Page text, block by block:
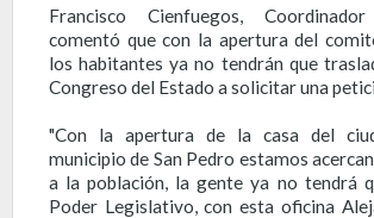
Francisco Cienfuegos,
comentó que con la apertura del
los habitantes ya no tendrán que
Congreso del Estado a solicitar una
"Con la apertura de la casa del
municipio de San Pedro estamos
a la población, la gente ya no tendrá
Poder Legislativo, con esta oficina